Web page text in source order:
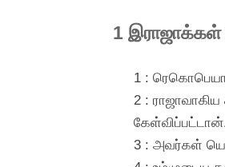
1 இராஜாக்கள்
1 :
2 :
3 : அவர்கள்